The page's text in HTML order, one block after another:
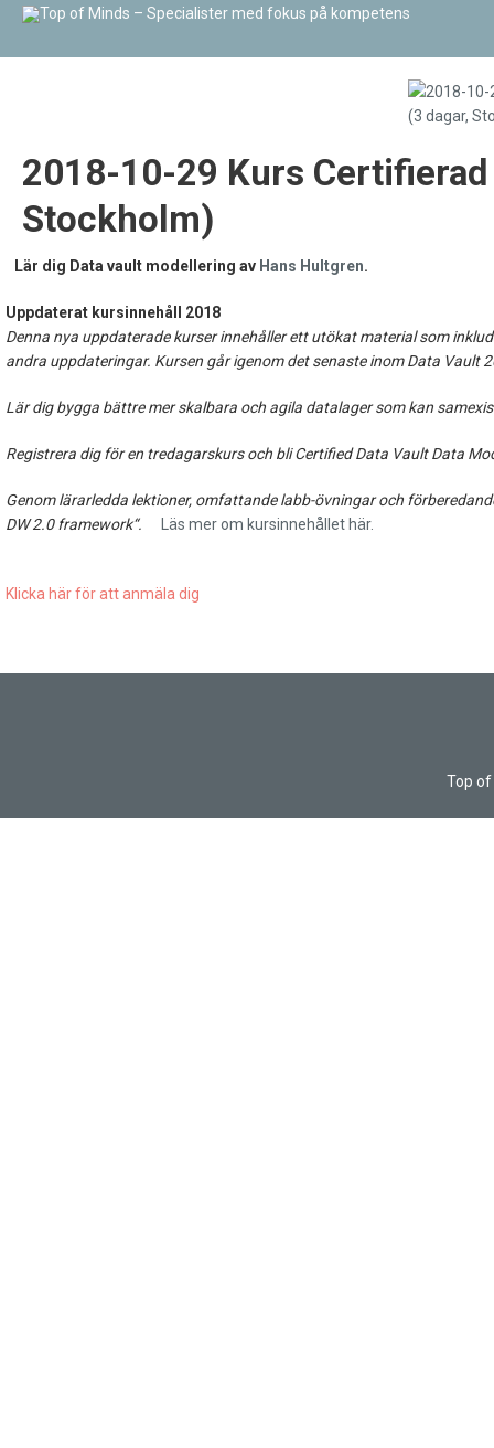
2018-10-29 Kurs Certifierad
Stockholm)
Lär dig Data vault modellering av Hans Hultgren.
Uppdaterat kursinnehåll 2018
Denna nya uppdaterade kurser innehåller ett utökat material som
andra uppdateringar. Kursen går igenom det senaste inom Data Vault
Lär dig bygga bättre mer skalbara och agila datalager som kan
Registrera dig för en tredagarskurs och bli Certified Data Vault Data
Genom lärarledda lektioner, omfattande labb-övningar och
DW 2.0 framework“.
Läs mer om kursinnehållet här.
Klicka här för att anmäla dig
Top of